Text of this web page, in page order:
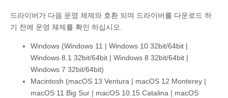
드라이버가 다음 운영 체제와 호환 되며 드라이버를 다운로드 하
기 전에 운영 체제를 확인 하십시오.
Windows (Windows 11 | Windows 10 32bit/64bit |
Windows 8.1 32bit/64bit | Windows 8 32bit/64bit |
Windows 7 32bit/64bit)
Macintosh (macOS 13 Ventura | macOS 12 Monterey |
macOS 11 Big Sur | macOS 10.15 Catalina | macOS